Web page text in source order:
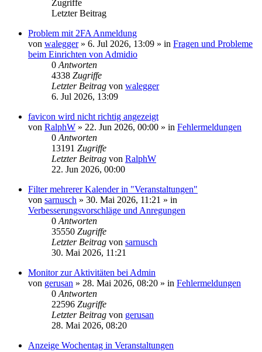
Zugriffe
Letzter Beitrag
Problem mit 2FA Anmeldung
von walegger» 6. Jul 2026, 13:09 » in Fragen und Probleme
beim Einrichten von Admidio
0 Antworten
4338 Zugriffe
Letzter Beitrag von walegger
6. Jul 2026, 13:09
favicon wird nicht richtig angezeigt
von RalphW » 22. Jun 2026, 00:00 » in Fehlermeldungen
0 Antworten
13191 Zugriffe
Letzter Beitrag von RalphW
22. Jun 2026, 00:00
Filter mehrerer Kalender in "Veranstaltungen"
von sarnusch » 30. Mai 2026, 11:21 » in
Verbesserungsvorschläge und Anregungen
0 Antworten
35550 Zugriffe
Letzter Beitrag von sarnusch
30. Mai 2026, 11:21
Monitor zur Aktivitäten bei Admin
von gerusan » 28. Mai 2026, 08:20 » in Fehlermeldungen
0 Antworten
22596 Zugriffe
Letzter Beitrag von gerusan
28. Mai 2026, 08:20
Anzeige Wochentag in Veranstaltungen